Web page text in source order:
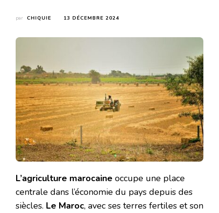
par CHIQUIE 13 DÉCEMBRE 2024
L’agriculture marocaine occupe une place
centrale dans l’économie du pays depuis des
siècles. Le Maroc, avec ses terres fertiles et son